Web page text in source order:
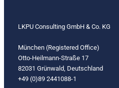
LKPU Consulting GmbH & Co. KG
München (Registered Office)
Otto-Heilmann-Straße 17
82031 Grünwald, Deutschland
+49 (0)89 2441088-1